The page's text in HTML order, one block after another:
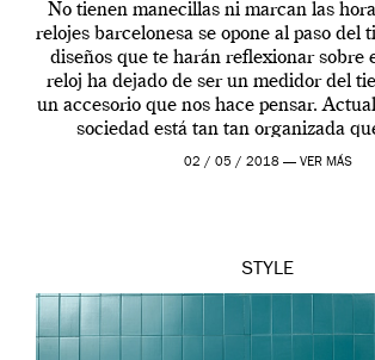
No tienen manecillas ni marcan las
relojes barcelonesa se opone al paso del
diseños que te harán reflexionar sobre
reloj ha dejado de ser un medidor del
un accesorio que nos hace pensar.
sociedad está tan tan organizada
02 / 05 / 2018 — VER MÁS
STYLE